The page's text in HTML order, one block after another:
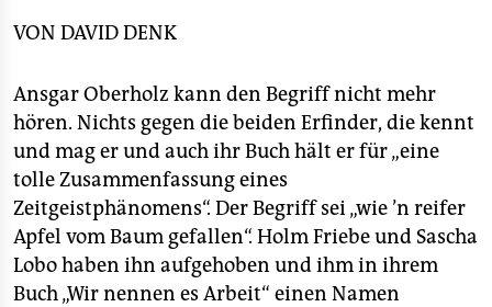
wahrheit
verlag
veranstaltungen
shop
fragen & hilfe
unterstützen
VON DAVID DENK
Ansgar Oberholz kann den Begriff nicht mehr
hören. Nichts gegen die beiden Erfinder, die kennt
und mag er und auch ihr Buch hält er für „eine
tolle Zusammenfassung eines
Zeitgeistphänomens“. Der Begriff sei „wie ’n reifer
Apfel vom Baum gefallen“. Holm Friebe und Sascha
Lobo haben ihn aufgehoben und ihm in ihrem
Buch „Wir nennen es Arbeit“ einen Namen